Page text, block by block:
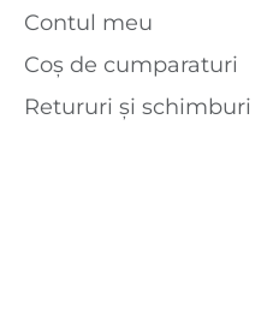
Contul meu
Coș de cumparaturi
Retururi și schimburi